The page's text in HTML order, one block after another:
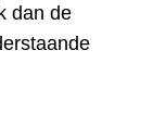
dan de